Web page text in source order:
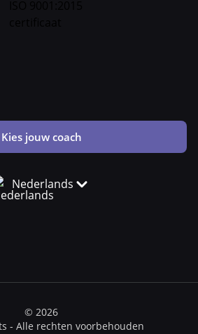
Kies jouw coach
Nederlands
© 2026
- Alle rechten voorbehouden